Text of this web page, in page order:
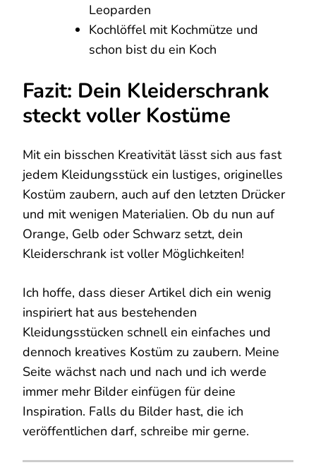
Leoparden
Kochlöffel mit Kochmütze und
schon bist du ein Koch
Fazit: Dein Kleiderschrank
steckt voller Kostüme
Mit ein bisschen Kreativität lässt sich aus fast
jedem Kleidungsstück ein lustiges, originelles
Kostüm zaubern, auch auf den letzten Drücker
und mit wenigen Materialien. Ob du nun auf
Orange, Gelb oder Schwarz setzt, dein
Kleiderschrank ist voller Möglichkeiten!
Ich hoffe, dass dieser Artikel dich ein wenig
inspiriert hat aus bestehenden
Kleidungsstücken schnell ein einfaches und
dennoch kreatives Kostüm zu zaubern. Meine
Seite wächst nach und nach und ich werde
immer mehr Bilder einfügen für deine
Inspiration. Falls du Bilder hast, die ich
veröffentlichen darf, schreibe mir gerne.